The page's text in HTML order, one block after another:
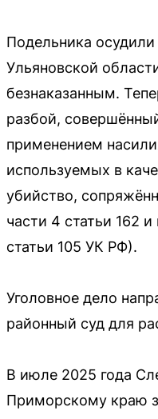
Подельника
Ульяновской
безнаказанным.
разбой,
применением
используемых в
убийство,
части 4 статьи 162
статьи 105 УК РФ).
Уголовное дело
районный суд для
В июле 2025 года
Приморскому краю